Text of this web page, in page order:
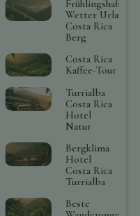
Frühlingshaftes
Wetter Urlaub
Costa Rica
Berg
Costa Rica
Kaffee-Tour
Turrialba
Costa Rica
Hotel
Natur
Bergklima
Hotel
Costa Rica
Turrialba
Beste